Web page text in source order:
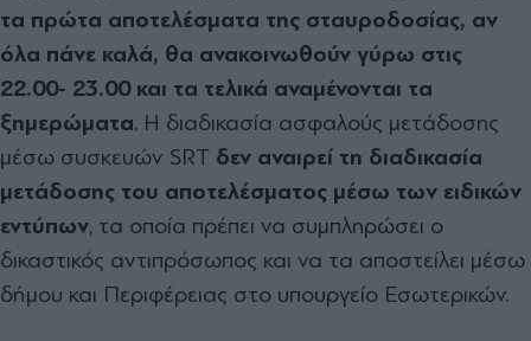
τα πρώτα αποτελέσματα της σταυροδοσίας, αν
όλα πάνε καλά, θα ανακοινωθούν γύρω στις
22.00- 23.00 και τα τελικά αναμένονται τα
ξημερώματα. Η διαδικασία ασφαλούς μετάδοσης
μέσω συσκευών SRT δεν αναιρεί τη διαδικασία
μετάδοσης του αποτελέσματος μέσω των ειδικών
εντύπων, τα οποία πρέπει να συμπληρώσει ο
δικαστικός αντιπρόσωπος και να τα αποστείλει μέσω
δήμου και Περιφέρειας στο υπουργείο Εσωτερικών.